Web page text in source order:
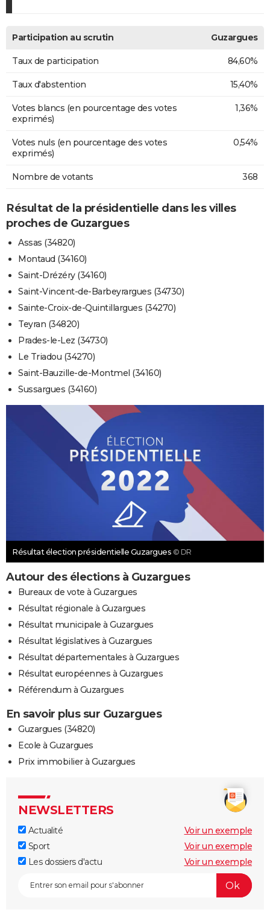
Participation au scrutin Guzargues
Taux de participation 84,60%
Taux d'abstention 15,40%
Votes blancs (en pourcentage des votes
exprimés)
1,36%
Votes nuls (en pourcentage des votes
exprimés)
0,54%
Nombre de votants 368
Résultat de la présidentielle dans les villes
proches de Guzargues
Assas (34820)
Montaud (34160)
Saint-Drézéry (34160)
Saint-Vincent-de-Barbeyrargues (34730)
Sainte-Croix-de-Quintillargues (34270)
Teyran (34820)
Prades-le-Lez (34730)
Le Triadou (34270)
Saint-Bauzille-de-Montmel (34160)
Sussargues (34160)
Résultat élection présidentielle Guzargues © DR
Autour des élections à Guzargues
Bureaux de vote à Guzargues
Résultat régionale à Guzargues
Résultat municipale à Guzargues
Résultat législatives à Guzargues
Résultat départementales à Guzargues
Résultat européennes à Guzargues
Référendum à Guzargues
En savoir plus sur Guzargues
Guzargues (34820)
Ecole à Guzargues
Prix immobilier à Guzargues
NEWSLETTERS
Actualité
Voir un exemple
Sport
Voir un exemple
Les dossiers d'actu
Voir un exemple